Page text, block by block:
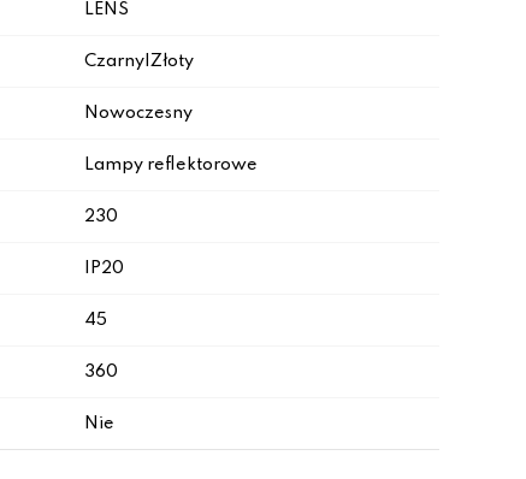
LENS
Czarny|Złoty
Nowoczesny
Lampy reflektorowe
230
IP20
45
360
Nie